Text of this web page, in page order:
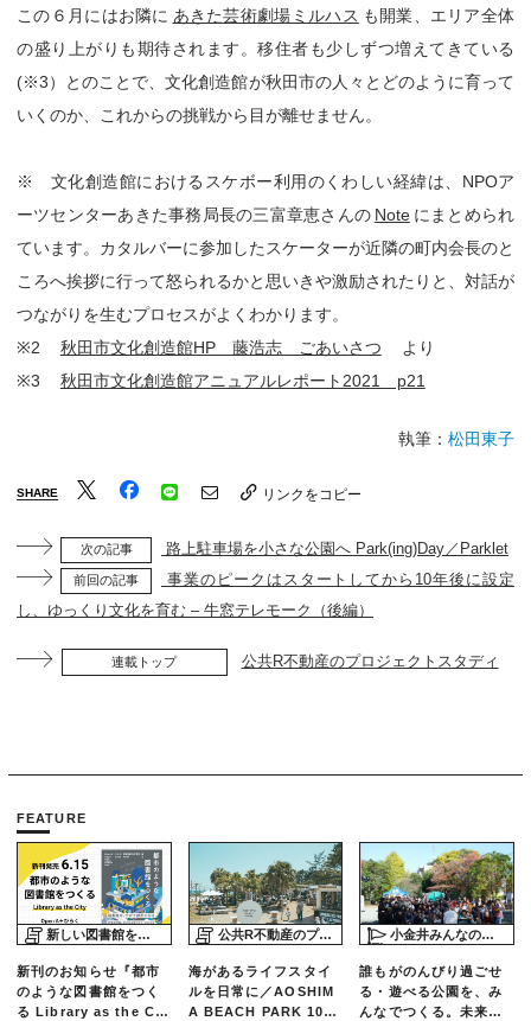
この６月にはお隣に あきた芸術劇場ミルハス も開業、エリア全体
の盛り上がりも期待されます。移住者も少しずつ増えてきている
(※3）とのことで、文化創造館が秋田市の人々とどのように育って
いくのか、これからの挑戦から目が離せません。
※ 文化創造館におけるスケボー利用のくわしい経緯は、NPOア
ーツセンターあきた事務局長の三富章恵さんの Note にまとめられ
ています。カタルバーに参加したスケーターが近隣の町内会長のと
ころへ挨拶に行って怒られるかと思いきや激励されたりと、対話が
つながりを生むプロセスがよくわかります。
※2
秋田市文化創造館HP 藤浩志 ごあいさつ
より
※3
秋田市文化創造館アニュアルレポート2021 p21
執筆： 松田東子
SHARE リンクをコピー
次の記事 路上駐車場を小さな公園へ Park(ing)Day／Parklet
前回の記事
事業のピークはスタートしてから10年後に設定
し、ゆっくり文化を育む – 牛窓テレモーク（後編）
連載トップ 公共R不動産のプロジェクトスタディ
FEATURE
新しい図書館をめぐる旅
新刊のお知らせ『都市
のような図書館をつく
る Library as the Cit
公共R不動産のプロジェクトスタディ
海があるライフスタイ
ルを日常に／AOSHIM
A BEACH PARK 10年
小金井みんなの公園プロジェクト「play here」
誰もがのんびり過ごせ
る・遊べる公園を、み
んなでつくる。未来の